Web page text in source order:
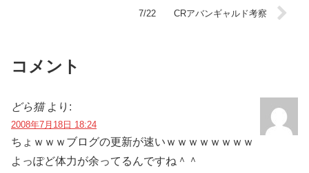
7/22 CRアバンギャルド考察
コメント
どら猫 より:
2008年7月18日 18:24
ちょｗｗｗブログの更新が速いｗｗｗｗｗｗｗｗ
よっぽど体力が余ってるんですね＾＾